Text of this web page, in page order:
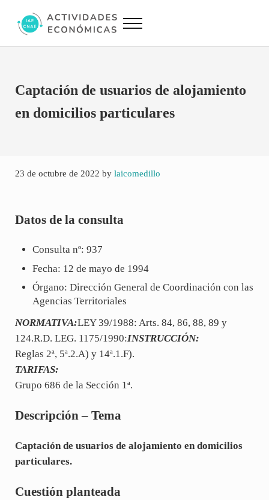
Actividades Económicas IAE CNAE
Menu
Captación de usuarios de alojamiento
en domicilios particulares
23 de octubre de 2022 by laicomedillo
Datos de la consulta
Consulta nº: 937
Fecha: 12 de mayo de 1994
Órgano: Dirección General de Coordinación con las
Agencias Territoriales
NORMATIVA:LEY 39/1988: Arts. 84, 86, 88, 89 y
124.R.D. LEG. 1175/1990:INSTRUCCIÓN:
Reglas 2ª, 5ª.2.A) y 14ª.1.F).
TARIFAS:
Grupo 686 de la Sección 1ª.
Descripción – Tema
Captación de usuarios de alojamiento en domicilios
particulares.
Cuestión planteada